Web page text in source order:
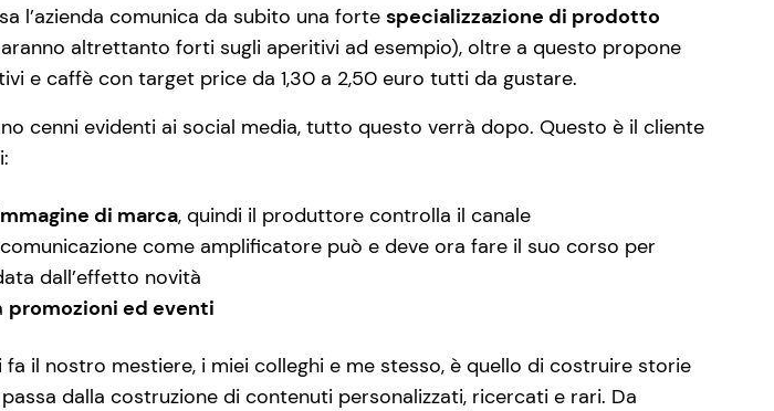
l’azienda comunica da subito una forte specializzazione di prodotto
altrettanto forti sugli aperitivi ad esempio), oltre a questo propone
e caffè con target price da 1,30 a 2,50 euro tutti da gustare.
cenni evidenti ai social media, tutto questo verrà dopo. Questo è il cliente
di marca, quindi il produttore controlla il canale
come amplificatore può e deve ora fare il suo corso per
dall’effetto novità
promozioni ed eventi
il nostro mestiere, i miei colleghi e me stesso, è quello di costruire storie
dalla costruzione di contenuti personalizzati, ricercati e rari. Da